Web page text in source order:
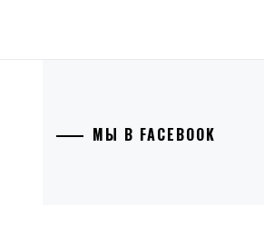
МЫ В FACEBOOK